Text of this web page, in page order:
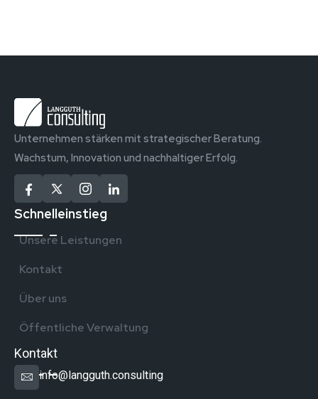
Unternehmen stärken mit strategischer Beratung.
Wachstum, Innovation und nachhaltiger Erfolg.
Schnelleinstieg
Unsere Leistungen
Kontakt
Über uns
Öffentliche Verwaltung
Kontakt
info@langguth.consulting